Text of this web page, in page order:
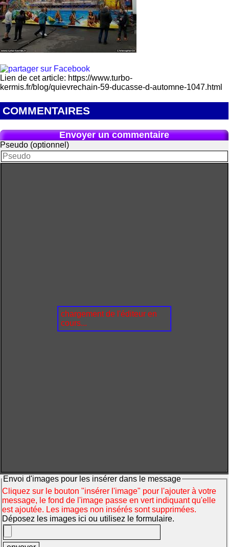
Lien de cet article: https://www.turbo-
kermis.fr/blog/quievrechain-59-ducasse-d-automne-1047.html
COMMENTAIRES
Envoyer un commentaire
Pseudo (optionnel)
chargement de l'éditeur en
cours...
Envoi d'images pour les insérer dans le message
Cliquez sur le bouton "insérer l'image" pour l'ajouter à votre
message, le fond de l'image passe en vert indiquant qu'elle
est ajoutée. Les images non insérés sont supprimées.
Déposez les images ici ou utilisez le formulaire.